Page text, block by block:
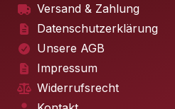
Versand & Zahlung
Datenschutzerklärung
Unsere AGB
Impressum
Widerrufsrecht